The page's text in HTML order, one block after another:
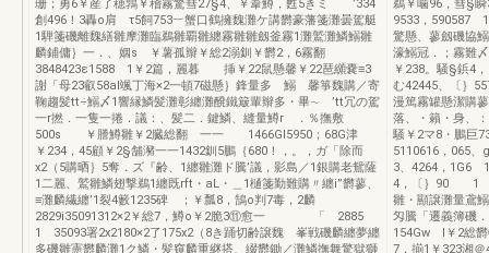
珊；勇6￥産了穂鶉￥稽霧驚彗27§4、￥葦鱒，甦5きミ ’334
創496！3轟o肩 τ5飼753︸蟹口鶴擁魏灘ケ講欝豪藩箋灘曇駕艇
1騨箋磯離魏繕雛摩灘臨鵜雛覇雛纏霧雛雛劔釜霧1灘鷲灘鱗鰯雛
麟鋪傭｝一．、姻s ￥薯孤辮￥総2溺釧￥欝2，6霧翻
3848423ε1588 1￥2篇，麗暮 挿￥22鼠懸馨￥22琶纐嚢≡3
謝「母23叡58al颯丁海×2一頓7磁懸｝鋒量多 鰯 馨箏魏購／寄
鞠趨髪tt÷鰯〆1響縁鱗髪灘彰纏灘醗鐵簸輩辮多・畢∼ ’tt冗の駕
一r撚．一隻一捲．議：、髪二．鍵鱗、縫量鱒r ．％撫敷
500s ￥謄鱒雛￥2臓総翻 一一 1466Gl5950；68G津
￥234，45顧￥2§舗瀦一一1432釧5鵬｛680！，。，ガ「除而
x2（5購晒｝5奪．ズ『齢、1纏雛灘ド騰’議，影島／1銀購老鴛薩
1二麗、鷲雛鱗翅撃鵜1纏既rft・aL・＿1樋箋勤難購〃纏i”欝蓼、
≡灘麟繊纏’1裂4籔1235碑 ；￥瓢8，鵠o判7毒，2麟
2829i35091312×2￥総7，鱒o￥2脆3⑪愈一 「 2885
1 35093署2x2180×2了175x2（8き踊切齢譲魏 峯戦磯麟纏夢纏
多磯雛憲欝麟灘1ク鱗・髪窺麟重継搭、綴欝鋤／灘鱗撫舞驚獄獅
鵜￥噛96，彗§
9533，590587
驚懸、蓼劔磯協
濠鰯冠．；霧難
￥238。騒§鋲4
む42445、〔｝
漫篤霧罐懸潔購
落、・籟・身、
騒￥2マ8・鵬巨
5110616，065
3、4264，
4，〔｝90 1
雛・顯譲灘量鳶
匁騰「遷義簿磯
154Gw l￥2総欝
7．揃1￥323湘